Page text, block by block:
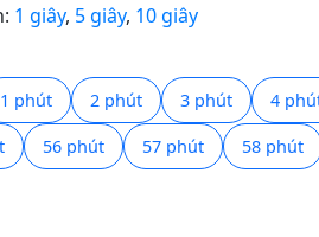
1 giây, 5 giây, 10 giây
1 phút 2 phút 3 phút 4
56 phút 57 phút 58 phút